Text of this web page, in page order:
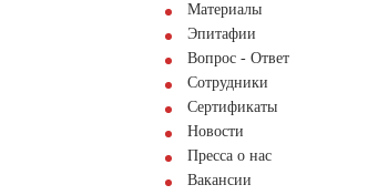
Материалы
Эпитафии
Вопрос - Ответ
Сотрудники
Сертификаты
Новости
Пресса о нас
Вакансии